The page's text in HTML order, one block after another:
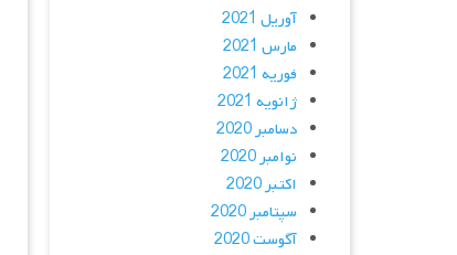
آوریل 2021
مارس 2021
فوریه 2021
ژانویه 2021
دسامبر 2020
نوامبر 2020
اکتبر 2020
سپتامبر 2020
آگوست 2020